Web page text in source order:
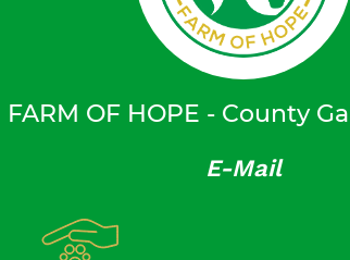
FARM OF HOPE - County
E-Mail